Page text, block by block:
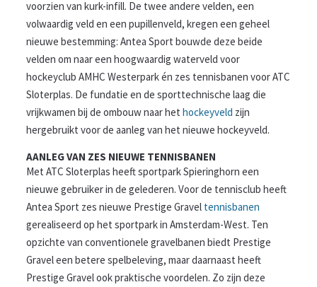
voorzien van kurk-infill. De twee andere velden, een
volwaardig veld en een pupillenveld, kregen een geheel
nieuwe bestemming: Antea Sport bouwde deze beide
velden om naar een hoogwaardig waterveld voor
hockeyclub AMHC Westerpark én zes tennisbanen voor ATC
Sloterplas. De fundatie en de sporttechnische laag die
vrijkwamen bij de ombouw naar het hockeyveld zijn
hergebruikt voor de aanleg van het nieuwe hockeyveld.
AANLEG VAN ZES NIEUWE TENNISBANEN
Met ATC Sloterplas heeft sportpark Spieringhorn een
nieuwe gebruiker in de gelederen. Voor de tennisclub heeft
Antea Sport zes nieuwe Prestige Gravel tennisbanen
gerealiseerd op het sportpark in Amsterdam-West. Ten
opzichte van conventionele gravelbanen biedt Prestige
Gravel een betere spelbeleving, maar daarnaast heeft
Prestige Gravel ook praktische voordelen. Zo zijn deze